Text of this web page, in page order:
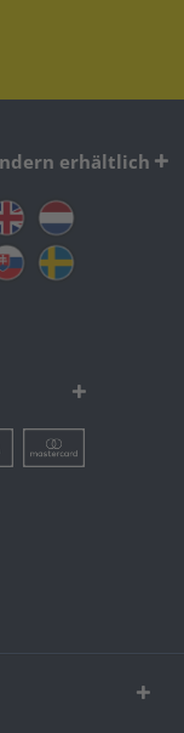
erhältlich